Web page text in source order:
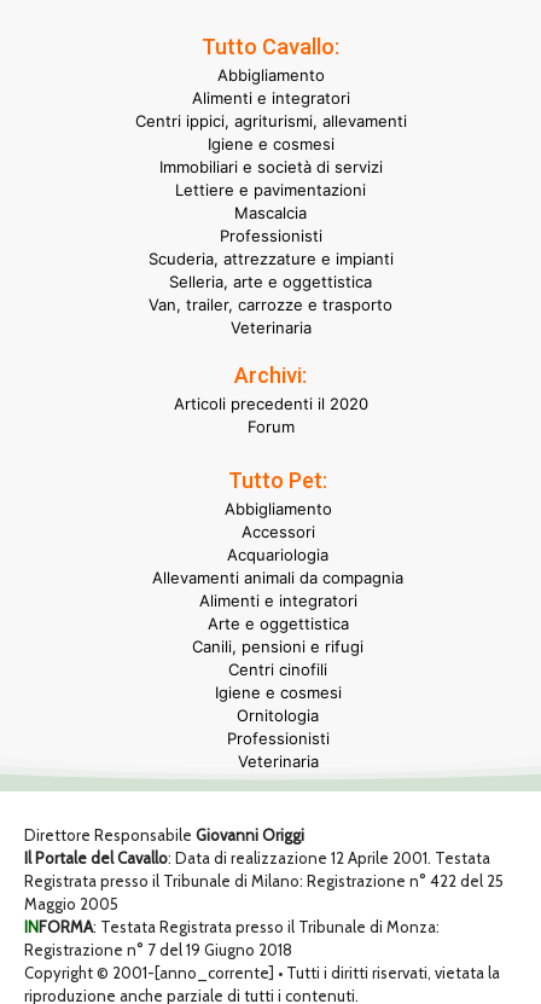
Tutto Cavallo:
Abbigliamento
Alimenti e integratori
Centri ippici, agriturismi, allevamenti
Igiene e cosmesi
Immobiliari e società di servizi
Lettiere e pavimentazioni
Mascalcia
Professionisti
Scuderia, attrezzature e impianti
Selleria, arte e oggettistica
Van, trailer, carrozze e trasporto
Veterinaria
Archivi:
Articoli precedenti il 2020
Forum
Tutto Pet:
Abbigliamento
Accessori
Acquariologia
Allevamenti animali da compagnia
Alimenti e integratori
Arte e oggettistica
Canili, pensioni e rifugi
Centri cinofili
Igiene e cosmesi
Ornitologia
Professionisti
Veterinaria
Direttore Responsabile Giovanni Origgi
Il Portale del Cavallo: Data di realizzazione 12 Aprile 2001. Testata
Registrata presso il Tribunale di Milano: Registrazione n° 422 del 25
Maggio 2005
INFORMA: Testata Registrata presso il Tribunale di Monza:
Registrazione n° 7 del 19 Giugno 2018
Copyright © 2001-[anno_corrente] • Tutti i diritti riservati, vietata la
riproduzione anche parziale di tutti i contenuti.